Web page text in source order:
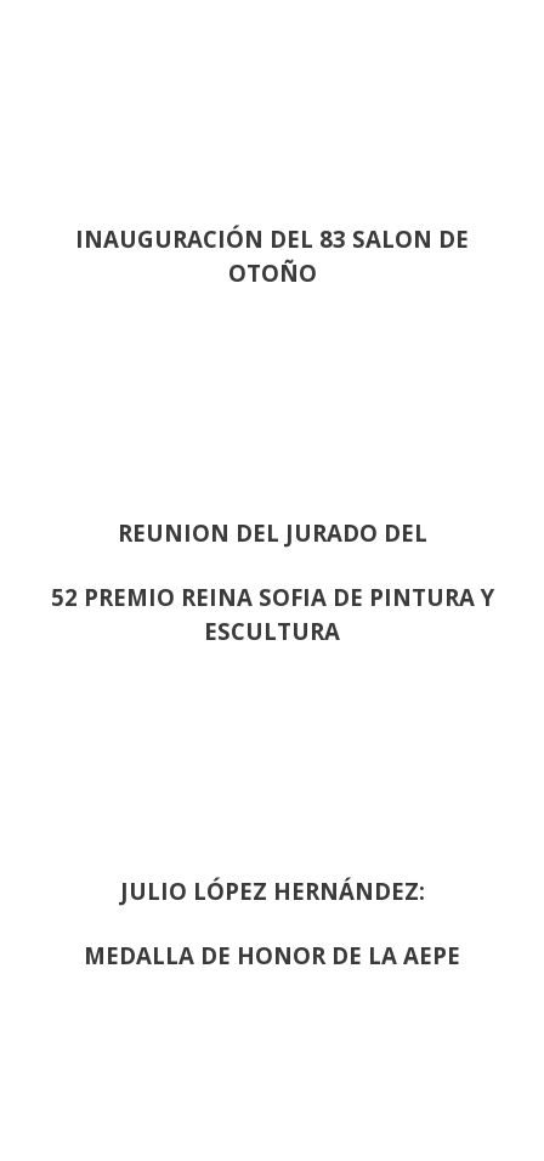
INAUGURACIÓN DEL 83 SALON DE
OTOÑO
REUNION DEL JURADO DEL
52 PREMIO REINA SOFIA DE PINTURA Y
ESCULTURA
JULIO LÓPEZ HERNÁNDEZ:
MEDALLA DE HONOR DE LA AEPE